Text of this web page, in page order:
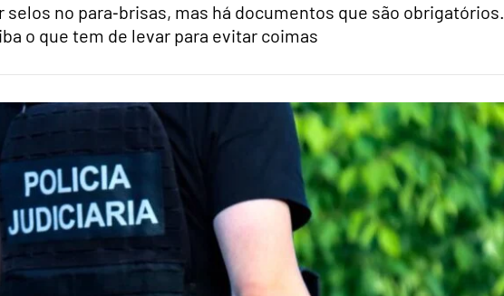
selos no para‑brisas, mas há documentos que são obrigatórios.
o que tem de levar para evitar coimas